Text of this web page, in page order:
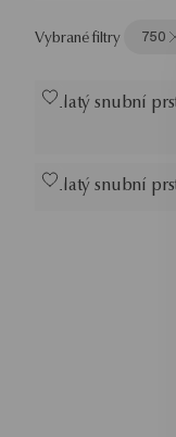
Vybrané filtry 750
Zlatý snubní
Zlatý snubní